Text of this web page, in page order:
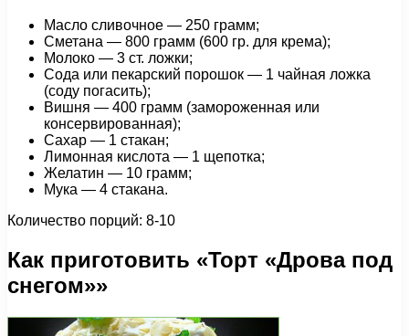
Масло сливочное — 250 грамм;
Сметана — 800 грамм (600 гр. для крема);
Молоко — 3 ст. ложки;
Сода или пекарский порошок — 1 чайная ложка
(соду погасить);
Вишня — 400 грамм (замороженная или
консервированная);
Сахар — 1 стакан;
Лимонная кислота — 1 щепотка;
Желатин — 10 грамм;
Мука — 4 стакана.
Количество порций: 8-10
Как приготовить «Торт «Дрова под
снегом»»